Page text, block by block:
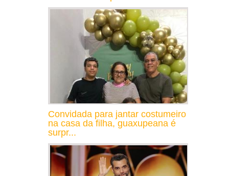
Convidada para jantar costumeiro
na casa da filha, guaxupeana é
surpr...